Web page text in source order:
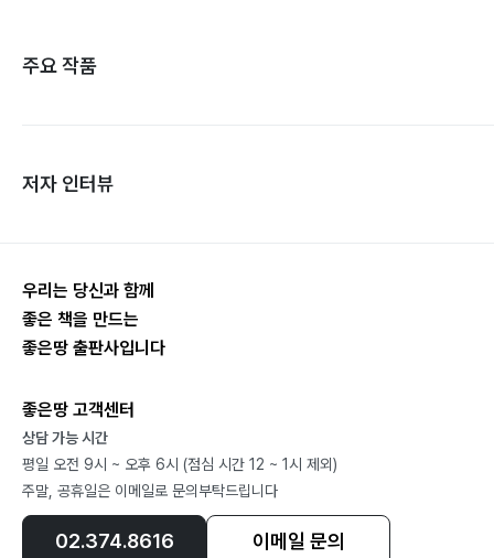
주요 작품
저자 인터뷰
우리는 당신과 함께
좋은 책을 만드는
좋은땅 출판사입니다
좋은땅 고객센터
상담 가능 시간
평일 오전 9시 ~ 오후 6시 (점심 시간 12 ~ 1시 제외)
주말, 공휴일은 이메일로 문의부탁드립니다
02.374.8616 이메일 문의